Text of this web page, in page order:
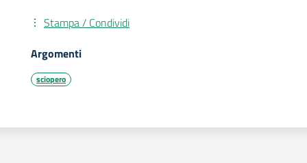
Stampa / Condividi
Argomenti
sciopero